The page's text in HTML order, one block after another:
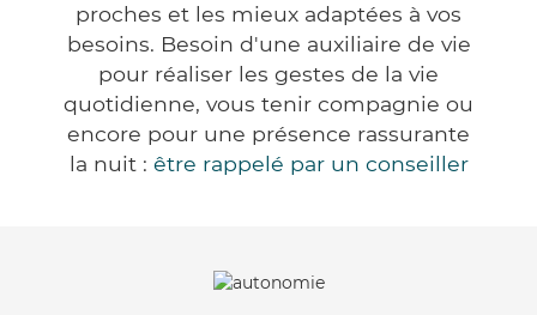
proches et les mieux adaptées à vos
besoins. Besoin d'une auxiliaire de vie
pour réaliser les gestes de la vie
quotidienne, vous tenir compagnie ou
encore pour une présence rassurante
la nuit : être rappelé par un conseiller